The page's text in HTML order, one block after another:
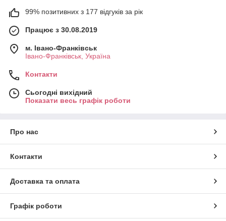
99% позитивних з 177 відгуків за рік
Працює з 30.08.2019
м. Івано-Франківськ
Івано-Франківськ, Україна
Контакти
Сьогодні вихідний
Показати весь графік роботи
Про нас
Контакти
Доставка та оплата
Графік роботи